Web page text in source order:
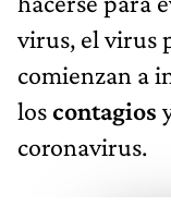
virus, el virus
comienzan a
loscontagios
coronavirus.